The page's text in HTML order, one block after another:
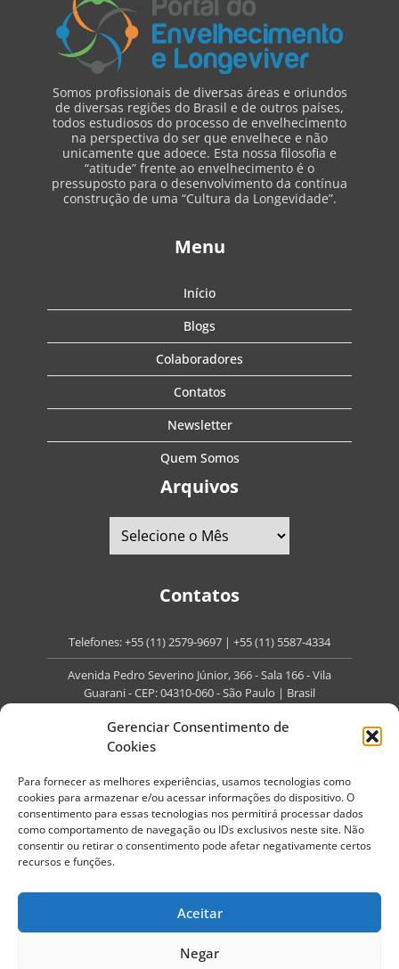
Gerenciar Consentimento de
Cookies
Para fornecer as melhores experiências, usamos tecnologias como
cookies para armazenar e/ou acessar informações do dispositivo. O
consentimento para essas tecnologias nos permitirá processar dados
como comportamento de navegação ou IDs exclusivos neste site. Não
consentir ou retirar o consentimento pode afetar negativamente certos
recursos e funções.
Aceitar
Negar
Somos profissionais de diversas áreas e oriundos
de diversas regiões do Brasil e de outros países,
todos estudiosos do processo de envelhecimento
na perspectiva do ser que envelhece e não
unicamente que adoece. Esta nossa filosofia e
“atitude” frente ao envelhecimento é o
pressuposto para o desenvolvimento da contínua
construção de uma “Cultura da Longevidade”.
Menu
Início
Blogs
Colaboradores
Contatos
Newsletter
Quem Somos
Arquivos
Contatos
Telefones:+55 (11) 2579-9697 | +55 (11) 5587-4334
Avenida Pedro Severino Júnior, 366 - Sala 166 - Vila
Guarani - CEP: 04310-060 - São Paulo | Brasil
contato@portaldoenvelhecimento.com.br
Redes Sociais
Portal do Envelhecimento.
Todos os direitos reservados.
Política de Privacidade